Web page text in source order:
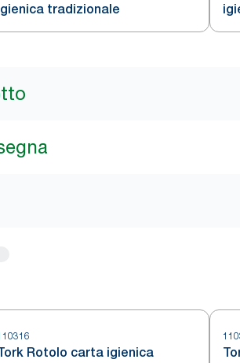
tradizionale
Rotolo carta igienica